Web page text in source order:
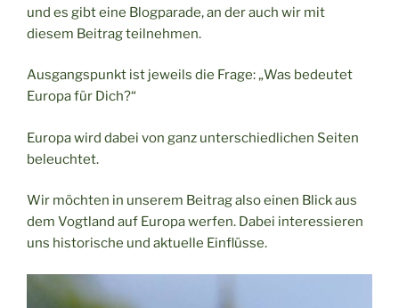
und es gibt eine Blogparade, an der auch wir mit
diesem Beitrag teilnehmen.
Ausgangspunkt ist jeweils die Frage: „Was bedeutet
Europa für Dich?“
Europa wird dabei von ganz unterschiedlichen Seiten
beleuchtet.
Wir möchten in unserem Beitrag also einen Blick aus
dem Vogtland auf Europa werfen. Dabei interessieren
uns historische und aktuelle Einflüsse.